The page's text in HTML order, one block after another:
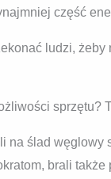
część
ludzi,
sprzętu?
ślad węglowy
brali także